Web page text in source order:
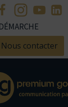
Nous contacter